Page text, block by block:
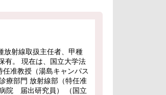
放射線取扱主任者、甲種
有。 現在は、国立大学法
准教授（湯島キャンパス
療部門 放射線部（特任准
院 届出研究員） （国立